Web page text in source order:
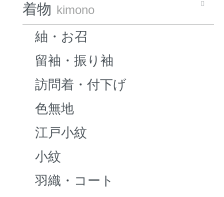
着物 kimono
紬・お召
留袖・振り袖
訪問着・付下げ
色無地
江戸小紋
小紋
羽織・コート